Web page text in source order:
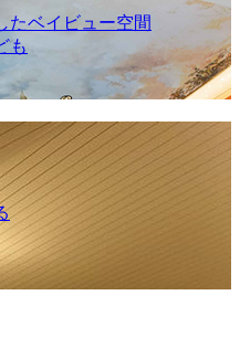
たベイビュー空間
も